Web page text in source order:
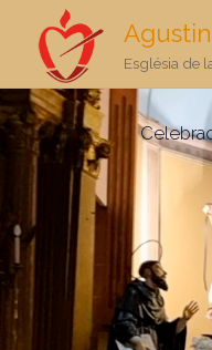
Església de
Saltar